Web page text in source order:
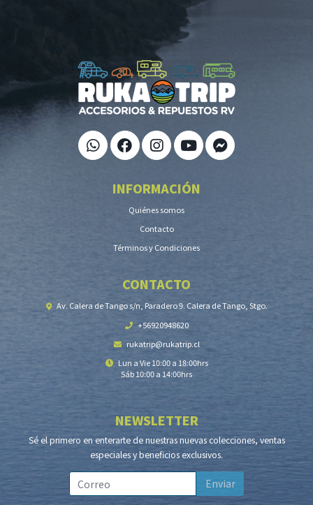
INFORMACIÓN
Quiénes somos
Contacto
Términos y Condiciones
CONTACTO
Av. Calera de Tango s/n, Paradero 9. Calera de Tango, Stgo.
+56920948620
rukatrip@rukatrip.cl
Lun a Vie 10:00 a 18:00hrs
Sáb 10:00 a 14:00hrs
NEWSLETTER
Sé el primero en enterarte de nuestras nuevas colecciones, ventas
especiales y beneficios exclusivos.
Enviar